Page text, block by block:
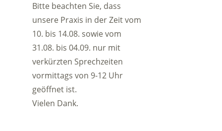
Bitte beachten Sie, dass
unsere Praxis in der Zeit vom
10. bis 14.08. sowie vom
31.08. bis 04.09. nur mit
verkürzten Sprechzeiten
vormittags von 9-12 Uhr
geöffnet ist.
Vielen Dank.